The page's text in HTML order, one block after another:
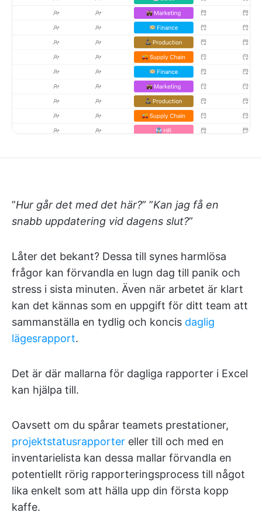
”Hur går det med det här?” ”Kan jag få en
snabb uppdatering vid dagens slut?”
Låter det bekant? Dessa till synes harmlösa
frågor kan förvandla en lugn dag till panik och
stress i sista minuten. Även när arbetet är klart
kan det kännas som en uppgift för ditt team att
sammanställa en tydlig och koncis daglig
lägesrapport.
Det är där mallarna för dagliga rapporter i Excel
kan hjälpa till.
Oavsett om du spårar teamets prestationer,
projektstatusrapporter eller till och med en
inventarielista kan dessa mallar förvandla en
potentiellt rörig rapporteringsprocess till något
lika enkelt som att hälla upp din första kopp
kaffe.